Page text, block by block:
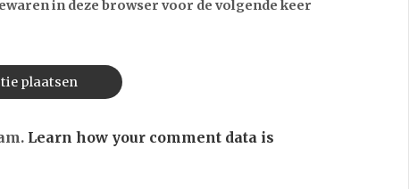
in deze browser voor de volgende keer
Learn how your comment data is